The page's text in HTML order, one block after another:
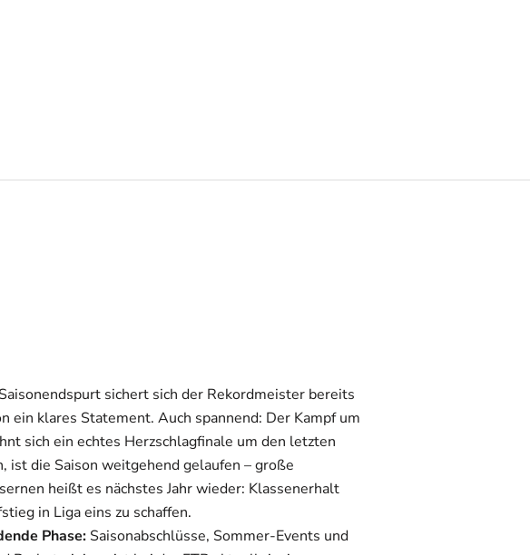
sichert sich der Rekordmeister bereits
klares Statement. Auch spannend: Der Kampf um
sich ein echtes Herzschlagfinale um den letzten
ist die Saison weitgehend gelaufen – große
heißt es nächstes Jahr wieder: Klassenerhalt
in Liga eins zu schaffen.
Phase: Saisonabschlüsse, Sommer-Events und